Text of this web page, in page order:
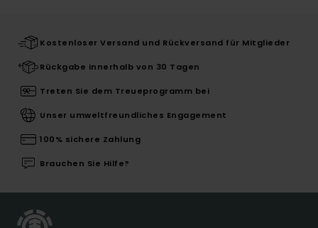
Kostenloser Versand und Rückversand für Mitglieder
Rückgabe innerhalb von 30 Tagen
Treten Sie dem Treueprogramm bei
Unser umweltfreundliches Engagement
100% sichere Zahlung
Brauchen Sie Hilfe?